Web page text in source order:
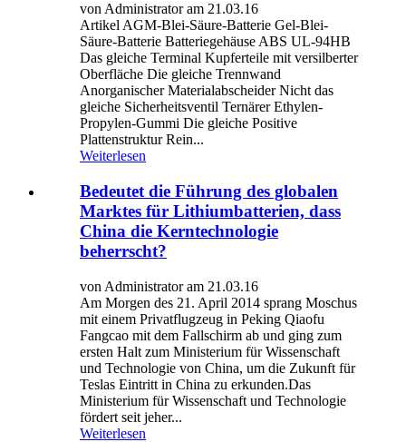
von Administrator am 21.03.16
Artikel AGM-Blei-Säure-Batterie Gel-Blei-
Säure-Batterie Batteriegehäuse ABS UL-94HB
Das gleiche Terminal Kupferteile mit versilberter
Oberfläche Die gleiche Trennwand
Anorganischer Materialabscheider Nicht das
gleiche Sicherheitsventil Ternärer Ethylen-
Propylen-Gummi Die gleiche Positive
Plattenstruktur Rein...
Weiterlesen
Bedeutet die Führung des globalen
Marktes für Lithiumbatterien, dass
China die Kerntechnologie
beherrscht?
von Administrator am 21.03.16
Am Morgen des 21. April 2014 sprang Moschus
mit einem Privatflugzeug in Peking Qiaofu
Fangcao mit dem Fallschirm ab und ging zum
ersten Halt zum Ministerium für Wissenschaft
und Technologie von China, um die Zukunft für
Teslas Eintritt in China zu erkunden.Das
Ministerium für Wissenschaft und Technologie
fördert seit jeher...
Weiterlesen